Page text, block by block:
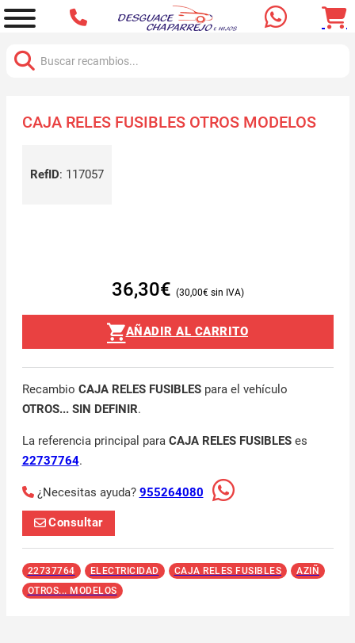
CAJA RELES FUSIBLES OTROS MODELOS
RefID: 117057
36,30€ 30,00€
AÑADIR AL CARRITO
Recambio CAJA RELES FUSIBLESpara el vehículo
OTROS... SIN DEFINIR.
La referencia principal para CAJA RELES FUSIBLESes
22737764.
¿Necesitas ayuda? 955264080
Consultar
22737764 ELECTRICIDAD CAJA RELES FUSIBLES
AZIÑ
OTROS... MODELOS